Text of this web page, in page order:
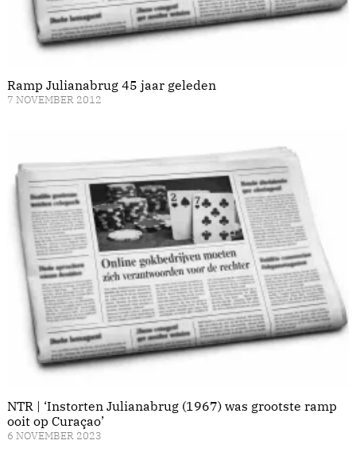
Ramp Julianabrug 45 jaar geleden
7 NOVEMBER 2012
NTR | ‘Instorten Julianabrug (1967) was grootste ramp
ooit op Curaçao’
6 NOVEMBER 2023